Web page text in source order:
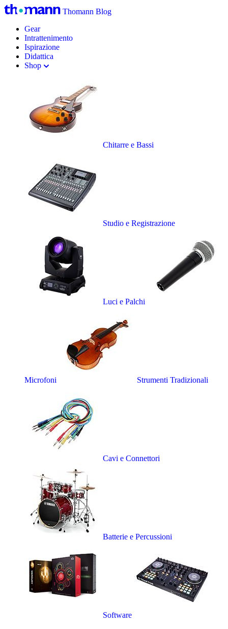
Thomann Blog
Gear
Intrattenimento
Ispirazione
Didattica
Shop
Chitarre e Bassi
Studio e Registrazione
Luci e Palchi
Microfoni Strumenti Tradizionali
Cavi e Connettori
Batterie e Percussioni
Software